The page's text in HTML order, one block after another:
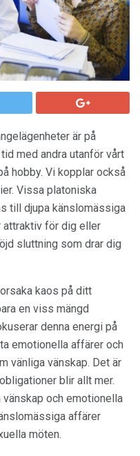
är på
med andra utanför vårt
hobby. Vi kopplar också
Vissa platoniska
till djupa känslomässiga
attraktiv för dig eller
sluttning som drar dig
kaos på ditt
en viss mängd
denna energi på
emotionella affärer och
vänliga vänskap. Det är
blir allt mer.
vänskap och emotionella
affärer
möten.